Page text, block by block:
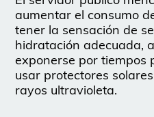
aumentar el consumo
tener la sensación de
hidratación adecuada,
exponerse por tiempos
usar protectores
rayos ultravioleta.